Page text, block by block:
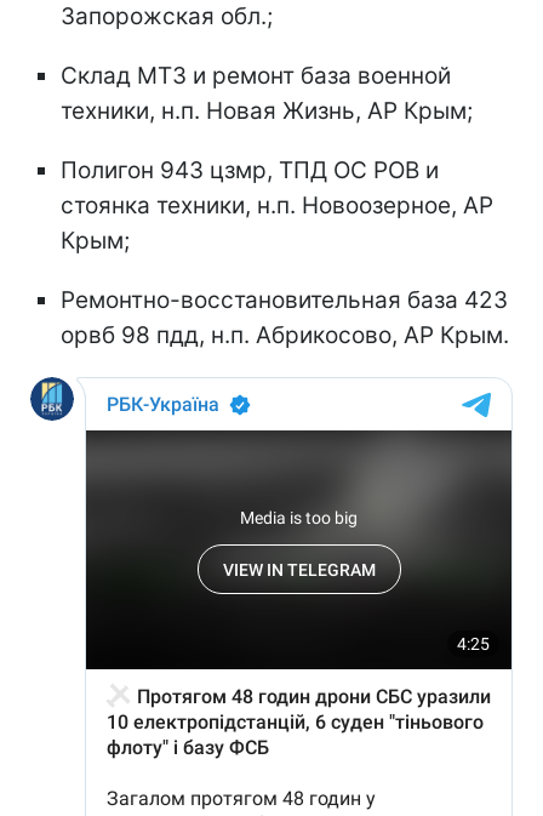
Запорожская обл.;
Склад МТЗ и ремонт база военной
техники, н.п. Новая Жизнь, АР Крым;
Полигон 943 цзмр, ТПД ОС РОВ и
стоянка техники, н.п. Новоозерное, АР
Крым;
Ремонтно-восстановительная база 423
орвб 98 пдд, н.п. Абрикосово, АР Крым.